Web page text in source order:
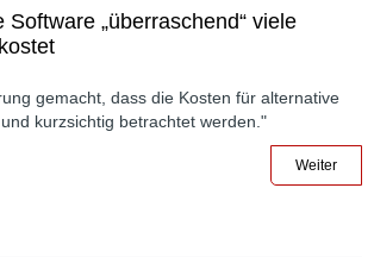
„überraschend“ viele
gemacht, dass die Kosten für alternative
kurzsichtig betrachtet werden."
Weiter